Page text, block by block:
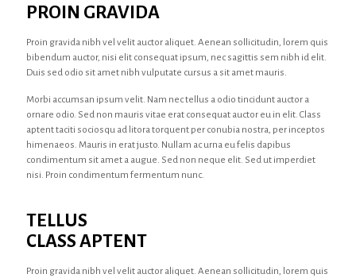
PROIN GRAVIDA
Proin gravida nibh vel velit auctor aliquet. Aenean sollicitudin, lorem quis
bibendum auctor, nisi elit consequat ipsum, nec sagittis sem nibh id elit.
Duis sed odio sit amet nibh vulputate cursus a sit amet mauris.
Morbi accumsan ipsum velit. Nam nec tellus a odio tincidunt auctor a
ornare odio. Sed non mauris vitae erat consequat auctor eu in elit. Class
aptent taciti sociosqu ad litora torquent per conubia nostra, per inceptos
himenaeos. Mauris in erat justo. Nullam ac urna eu felis dapibus
condimentum sit amet a augue. Sed non neque elit. Sed ut imperdiet
nisi. Proin condimentum fermentum nunc.
TELLUS
CLASS APTENT
Proin gravida nibh vel velit auctor aliquet. Aenean sollicitudin, lorem quis